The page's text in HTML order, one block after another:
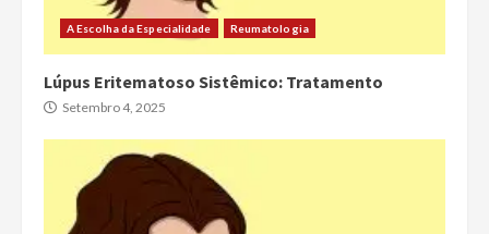
A Escolha da Especialidade Reumatologia
Lúpus Eritematoso Sistêmico: Tratamento
Setembro 4, 2025